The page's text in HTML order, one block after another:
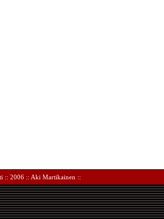
:: 2006 :: Aki Martikainen ::